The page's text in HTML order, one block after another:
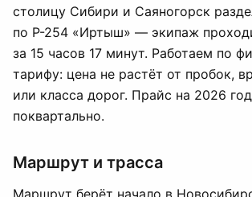
столицу Сибири и Саяногорск
по Р-254 «Иртыш» — экипаж
за 15 часов 17 минут. Работаем по
тарифу: цена не растёт от пробок,
или класса дорог. Прайс на 2026
поквартально.
Маршрут и трасса
Маршрут берёт начало в